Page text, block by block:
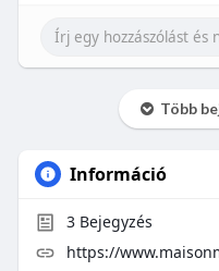
Több
Információ
3Bejegyzés
https://